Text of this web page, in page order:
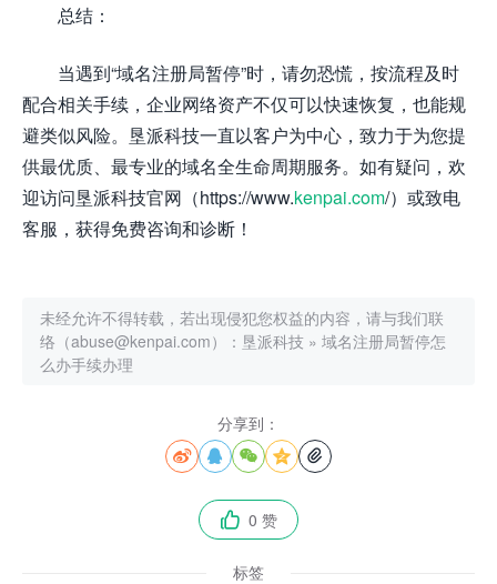
总结：
当遇到“域名注册局暂停”时，请勿恐慌，按流程及时
配合相关手续，企业网络资产不仅可以快速恢复，也能规
避类似风险。垦派科技一直以客户为中心，致力于为您提
供最优质、最专业的域名全生命周期服务。如有疑问，欢
迎访问垦派科技官网（https://www.kenpai.com/）或致电
客服，获得免费咨询和诊断！
未经允许不得转载，若出现侵犯您权益的内容，请与我们联
络（abuse@kenpai.com）： 垦派科技 » 域名注册局暂停怎
么办手续办理
分享到：
    
 0 赞
标签